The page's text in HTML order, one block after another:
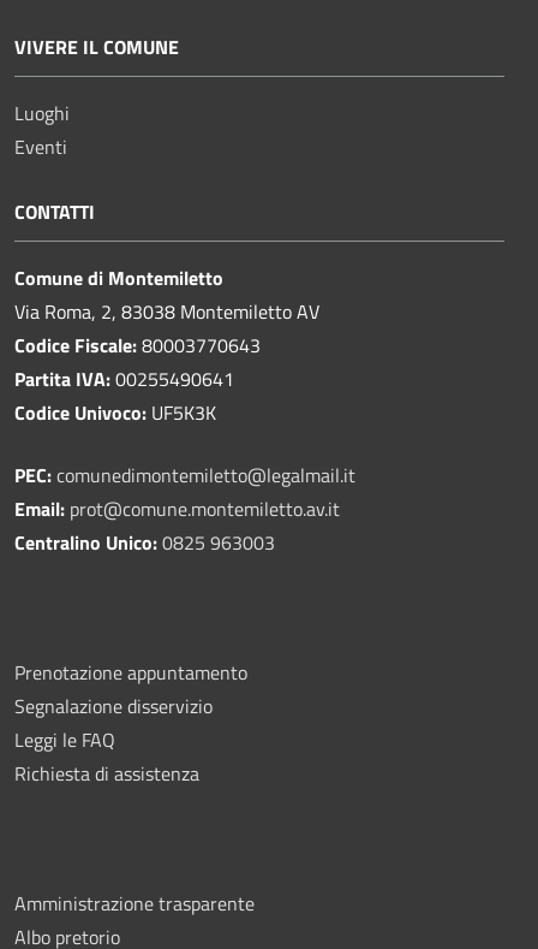
VIVERE IL COMUNE
Luoghi
Eventi
CONTATTI
Comune di Montemiletto
Via Roma, 2, 83038 Montemiletto AV
Codice Fiscale:80003770643
Partita IVA:00255490641
Codice Univoco: UF5K3K
PEC:comunedimontemiletto@legalmail.it
Email: prot@comune.montemiletto.av.it
Centralino Unico:0825 963003
Prenotazione appuntamento
Segnalazione disservizio
Leggi le FAQ
Richiesta di assistenza
Amministrazione trasparente
Albo pretorio